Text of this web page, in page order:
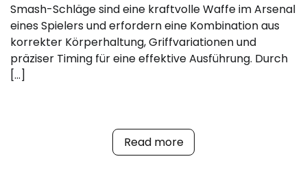
Smash-Schläge sind eine kraftvolle Waffe im Arsenal
eines Spielers und erfordern eine Kombination aus
korrekter Körperhaltung, Griffvariationen und
präziser Timing für eine effektive Ausführung. Durch
[…]
Read more